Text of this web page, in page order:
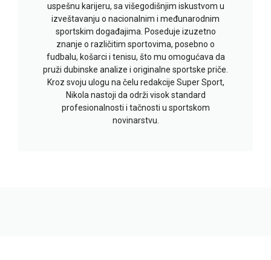
uspešnu karijeru, sa višegodišnjim iskustvom u
izveštavanju o nacionalnim i međunarodnim
sportskim događajima. Poseduje izuzetno
znanje o različitim sportovima, posebno o
fudbalu, košarci i tenisu, što mu omogućava da
pruži dubinske analize i originalne sportske priče.
Kroz svoju ulogu na čelu redakcije Super Sport,
Nikola nastoji da održi visok standard
profesionalnosti i tačnosti u sportskom
novinarstvu.